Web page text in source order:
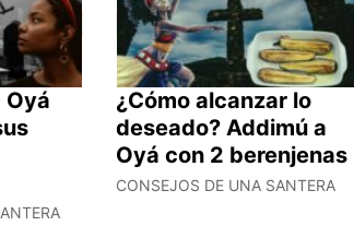
Oyá
¿Cómo alcanzar lo
deseado? Addimú a
Oyá con 2 berenjenas
CONSEJOS DE UNA SANTERA